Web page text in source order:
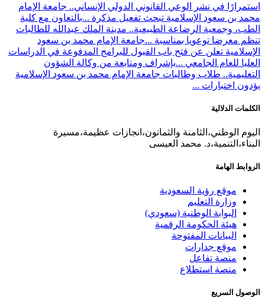
استمرارًا في نشر الوعي القانوني الدولي الإنساني.. جامعة الإمام
محمد بن سعود الإسلامية تبحث تفعيل مذكرة ...بالتعاون مع كلية
الطب، وجمعية الرضاعة الطبيعية.. مدينة الملك عبدالله للطالبات
تنظم معرضا توعويا بمناسبة ...جامعة الإمام محمد بن سعود
الإسلامية تعلن عن فتح باب القبول للبرامج المدفوعة في الدراسات
العليا للعام الجامعي ...بإشراف ومتابعة من وكالة الشؤون
التعليمية.. طلاب وطالبات جامعة الإمام محمد بن سعود الإسلامية
يؤدون اختبارات ...
الكلمات الدلالية
اليوم الوطني،الثامنة والثمانون،انجازات عظيمة،مسيرة
البناء،التنمية،د. محمد العيسى
الروابط الهامة
موقع رؤية السعودية
وزارة التعليم
البوابة الوطنية (سعودي)
هيئة الحكومة الرقمية
البيانات المفتوحة
موقع جدارات
منصة تفاعل
منصة استطلاع
الوصول السريع